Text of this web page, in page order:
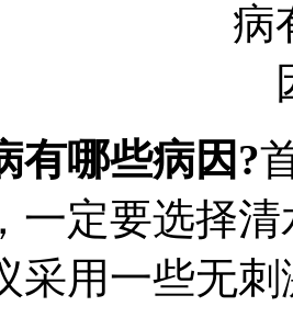
有哪些病因?
一定要选择
采用一些无